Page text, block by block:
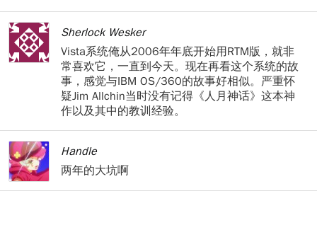
Sherlock Wesker
Vista系统俺从2006年年底开始用RTM版，就非
常喜欢它，一直到今天。现在再看这个系统的故
事，感觉与IBM OS/360的故事好相似。严重怀
疑Jim Allchin当时没有记得《人月神话》这本神
作以及其中的教训经验。
Handle
两年的大坑啊